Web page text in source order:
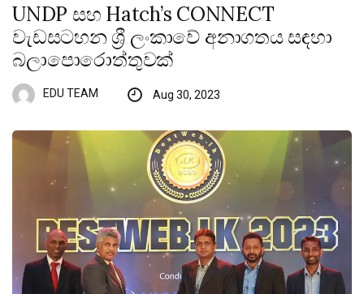
UNDP සහ Hatch’s CONNECT
වැඩසටහන ශ්‍රී ලංකාවේ අනාගතය සඳහා
බලාපොරොත්තුවක්
EDU TEAM Aug 30, 2023